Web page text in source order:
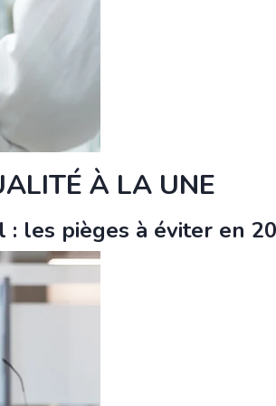
À LA UNE
: les pièges à éviter en